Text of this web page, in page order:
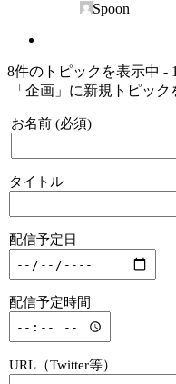
Spoon
8件のトピックを表示中 -
「企画」に新規トピック
お名前 (必須)
タイトル
配信予定日
配信予定時間
URL（Twitter等）